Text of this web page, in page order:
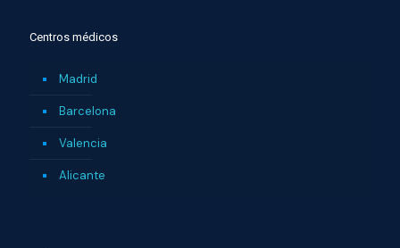
Centros médicos
Madrid
Barcelona
Valencia
Alicante